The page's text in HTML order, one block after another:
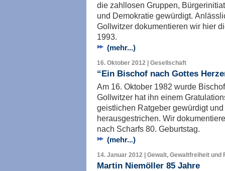
die zahllosen Gruppen,
und Demokratie gewürdigt.
Gollwitzer dokumentieren wir hier
1993.
(mehr...)
16. Oktober 2012 | Gesellschaft
“Ein Bischof nach Gottes
Am 16. Oktober 1982 wurde
Gollwitzer hat ihn einem
geistlichen Ratgeber gewürdigt
herausgestrichen. Wir
nach Scharfs 80. Geburtstag.
(mehr...)
14. Januar 2012 | Gewalt, Gewaltfreiheit und
Martin Niemöller 85 Jahre